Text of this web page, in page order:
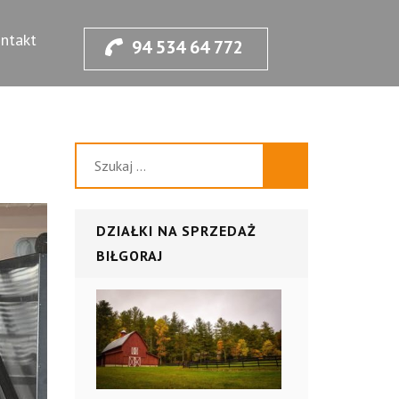
94 534 64 772
DZIAŁKI NA SPRZEDAŻ
BIŁGORAJ